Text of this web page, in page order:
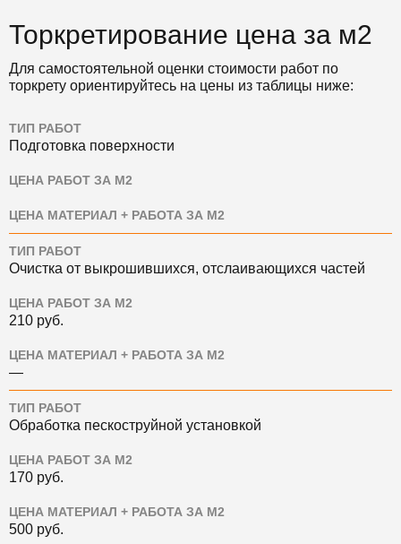
Торкретирование цена за м2
Для самостоятельной оценки стоимости работ по
торкрету ориентируйтесь на цены из таблицы ниже:
ТИП РАБОТ
Подготовка поверхности
ЦЕНА РАБОТ ЗА М2
ЦЕНА МАТЕРИАЛ + РАБОТА ЗА М2
ТИП РАБОТ
Очистка от выкрошившихся, отслаивающихся частей
ЦЕНА РАБОТ ЗА М2
210 руб.
ЦЕНА МАТЕРИАЛ + РАБОТА ЗА М2
—
ТИП РАБОТ
Обработка пескоструйной установкой
ЦЕНА РАБОТ ЗА М2
170 руб.
ЦЕНА МАТЕРИАЛ + РАБОТА ЗА М2
500 руб.